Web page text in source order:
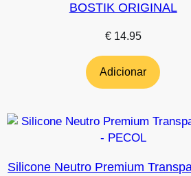
BOSTIK ORIGINAL
€14.95
Adicionar
Silicone Neutro Premium